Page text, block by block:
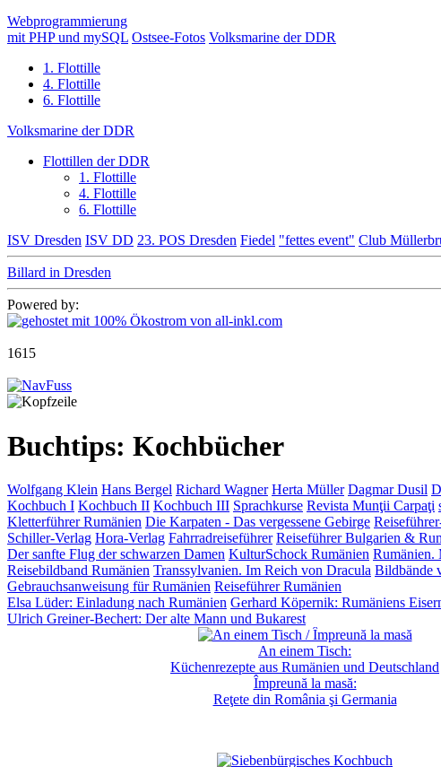
Webprogrammierung
mit PHP und mySQL Ostsee-Fotos Volksmarine der DDR
1. Flottille
4. Flottille
6. Flottille
Volksmarine der DDR
Flottillen der DDR
1. Flottille
4. Flottille
6. Flottille
ISV Dresden ISV DD 23. POS Dresden Fiedel "fettes event" Club
Billard in Dresden
Powered by:
1615
Buchtips: Kochbücher
Wolfgang Klein Hans Bergel Richard Wagner Herta Müller Dagmar Dusil
Kochbuch I Kochbuch II Kochbuch III Sprachkurse Revista Munţii Carpaţi
Kletterführer Rumänien Die Karpaten - Das vergessene Gebirge
Schiller-Verlag Hora-Verlag Fahrradreiseführer Reiseführer Bulgarien &
Der sanfte Flug der schwarzen Damen KulturSchock Rumänien Rumänien.
Reisebildband Rumänien Transsylvanien. Im Reich von Dracula Bildbände
Gebrauchsanweisung für Rumänien Reiseführer Rumänien
Elsa Lüder: Einladung nach Rumänien Gerhard Köpernik: Rumäniens
Ulrich Greiner-Bechert: Der alte Mann und Bukarest
An einem Tisch:
Küchenrezepte aus Rumänien und Deutschland
Împreună la masă:
Reţete din România şi Germania